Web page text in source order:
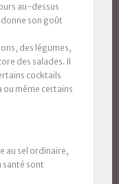
au-dessus
donne son goût
des légumes,
des salades. Il
cocktails
ou même certains
au sel ordinaire,
santé sont